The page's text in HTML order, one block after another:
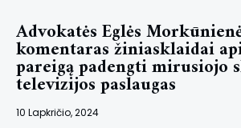
Advokatės Eglės
komentaras žiniasklaidai
pareigą padengti mirusiojo
televizijos paslaugas
10 Lapkričio, 2024